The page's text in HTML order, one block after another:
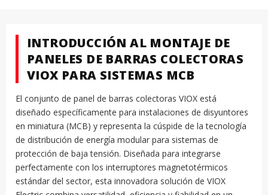
INTRODUCCIÓN AL MONTAJE DE
PANELES DE BARRAS COLECTORAS
VIOX PARA SISTEMAS MCB
El conjunto de panel de barras colectoras VIOX está
diseñado específicamente para instalaciones de disyuntores
en miniatura (MCB) y representa la cúspide de la tecnología
de distribución de energía modular para sistemas de
protección de baja tensión. Diseñada para integrarse
perfectamente con los interruptores magnetotérmicos
estándar del sector, esta innovadora solución de VIOX